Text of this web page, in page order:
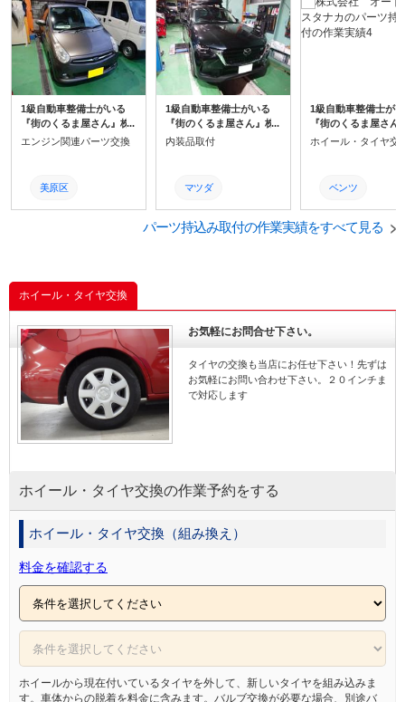
1級自動車整備士がいる
『街のくるま屋さん』株
式会社オートサービスタ
なります。
エンジン関連パーツ交換
美原区
R2
スバル
1級自動車整備士がいる
『街のくるま屋さん』株
式会社オートサービスタ
ります。 網目状のパネル
から木目調のパネルへ交
換していきます。
内装品取付
マツダ
コンソールパネル
交換
美原区
CX
1級自動車整備士が
『街のくるま屋さん
式会社オートサービ
ホイール・タイヤ交
ベンツ
タイヤ交換
美原区
パーツ持込み取付の作業実績をすべて見る
ホイール・タイヤ交換
お気軽にお問合せ下さい。
タイヤの交換も当店にお任せ下さい！先ずは
お気軽にお問い合わせ下さい。２０インチま
で対応します
ホイール・タイヤ交換の作業予約をする
ホイール・タイヤ交換（組み換え）
料金を確認する
ホイールから現在付いているタイヤを外して、新しいタイヤを組み込みま
す。車体からの脱着を料金に含みます。バルブ交換が必要な場合、別途バ